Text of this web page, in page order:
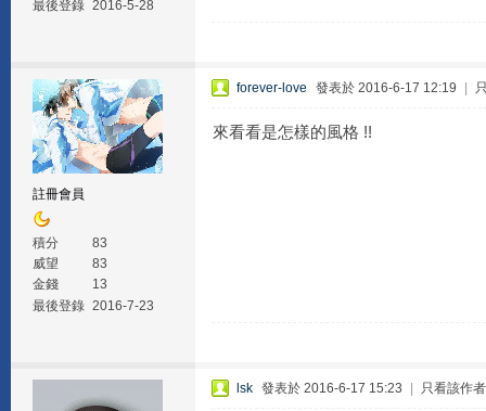
最後登錄 2016-5-28
註冊會員
積分
83
威望
83
金錢
13
最後登錄 2016-7-23
forever-love 發表於 2016-6-17 12:19
來看看是怎樣的風格 !!
lsk 發表於 2016-6-17 15:23 只看該作者